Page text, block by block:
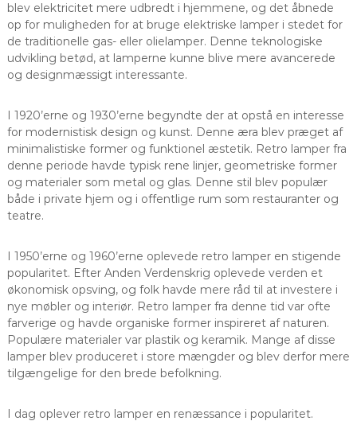
blev elektricitet mere udbredt i hjemmene, og det åbnede
op for muligheden for at bruge elektriske lamper i stedet for
de traditionelle gas- eller olielamper. Denne teknologiske
udvikling betød, at lamperne kunne blive mere avancerede
og designmæssigt interessante.
I 1920’erne og 1930’erne begyndte der at opstå en interesse
for modernistisk design og kunst. Denne æra blev præget af
minimalistiske former og funktionel æstetik. Retro lamper fra
denne periode havde typisk rene linjer, geometriske former
og materialer som metal og glas. Denne stil blev populær
både i private hjem og i offentlige rum som restauranter og
teatre.
I 1950’erne og 1960’erne oplevede retro lamper en stigende
popularitet. Efter Anden Verdenskrig oplevede verden et
økonomisk opsving, og folk havde mere råd til at investere i
nye møbler og interiør. Retro lamper fra denne tid var ofte
farverige og havde organiske former inspireret af naturen.
Populære materialer var plastik og keramik. Mange af disse
lamper blev produceret i store mængder og blev derfor mere
tilgængelige for den brede befolkning.
I dag oplever retro lamper en renæssance i popularitet.